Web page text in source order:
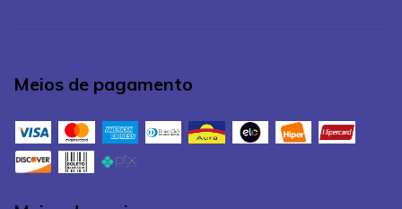
Meios de pagamento